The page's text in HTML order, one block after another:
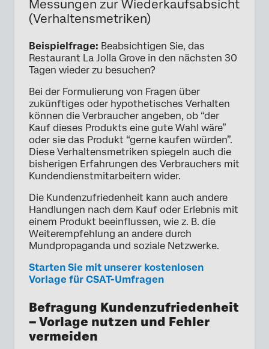
Messungen zur Wiederkaufsabsicht
(Verhaltensmetriken)
Beispielfrage: Beabsichtigen Sie, das
Restaurant La Jolla Grove in den nächsten 30
Tagen wieder zu besuchen?
Bei der Formulierung von Fragen über
zukünftiges oder hypothetisches Verhalten
können die Verbraucher angeben, ob “der
Kauf dieses Produkts eine gute Wahl wäre”
oder sie das Produkt “gerne kaufen würden”.
Diese Verhaltensmetriken spiegeln auch die
bisherigen Erfahrungen des Verbrauchers mit
Kundendienstmitarbeitern wider.
Die Kundenzufriedenheit kann auch andere
Handlungen nach dem Kauf oder Erlebnis mit
einem Produkt beeinflussen, wie z. B. die
Weiterempfehlung an andere durch
Mundpropaganda und soziale Netzwerke.
Starten Sie mit unserer kostenlosen
Vorlage für CSAT-Umfragen
Befragung Kundenzufriedenheit
– Vorlage nutzen und Fehler
vermeiden